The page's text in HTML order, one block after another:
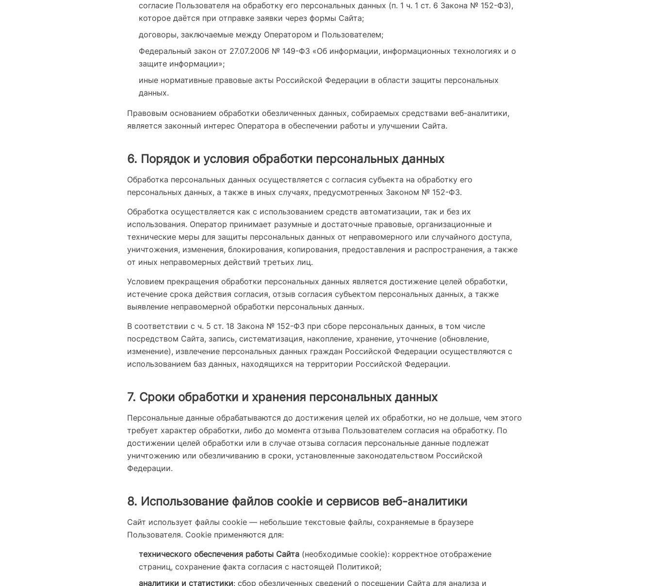
согласие Пользователя на обработку его персональных данных (п. 1 ч. 1 ст. 6 Закона № 152-ФЗ),
которое даётся при отправке заявки через формы Сайта;
договоры, заключаемые между Оператором и Пользователем;
Федеральный закон от 27.07.2006 № 149-ФЗ «Об информации, информационных технологиях и о
защите информации»;
иные нормативные правовые акты Российской Федерации в области защиты персональных
данных.
Правовым основанием обработки обезличенных данных, собираемых средствами веб-аналитики,
является законный интерес Оператора в обеспечении работы и улучшении Сайта.
6. Порядок и условия обработки персональных данных
Обработка персональных данных осуществляется с согласия субъекта на обработку его
персональных данных, а также в иных случаях, предусмотренных Законом № 152-ФЗ.
Обработка осуществляется как с использованием средств автоматизации, так и без их
использования. Оператор принимает разумные и достаточные правовые, организационные и
технические меры для защиты персональных данных от неправомерного или случайного доступа,
уничтожения, изменения, блокирования, копирования, предоставления и распространения, а также
от иных неправомерных действий третьих лиц.
Условием прекращения обработки персональных данных является достижение целей обработки,
истечение срока действия согласия, отзыв согласия субъектом персональных данных, а также
выявление неправомерной обработки персональных данных.
В соответствии с ч. 5 ст. 18 Закона № 152-ФЗ при сборе персональных данных, в том числе
посредством Сайта, запись, систематизация, накопление, хранение, уточнение (обновление,
изменение), извлечение персональных данных граждан Российской Федерации осуществляются с
использованием баз данных, находящихся на территории Российской Федерации.
7. Сроки обработки и хранения персональных данных
Персональные данные обрабатываются до достижения целей их обработки, но не дольше, чем этого
требует характер обработки, либо до момента отзыва Пользователем согласия на обработку. По
достижении целей обработки или в случае отзыва согласия персональные данные подлежат
уничтожению или обезличиванию в сроки, установленные законодательством Российской
Федерации.
8. Использование файлов cookie и сервисов веб-аналитики
Сайт использует файлы cookie — небольшие текстовые файлы, сохраняемые в браузере
Пользователя. Cookie применяются для:
технического обеспечения работы Сайта (необходимые cookie): корректное отображение
страниц, сохранение факта согласия с настоящей Политикой;
аналитики и статистики: сбор обезличенных сведений о посещении Сайта для анализа и